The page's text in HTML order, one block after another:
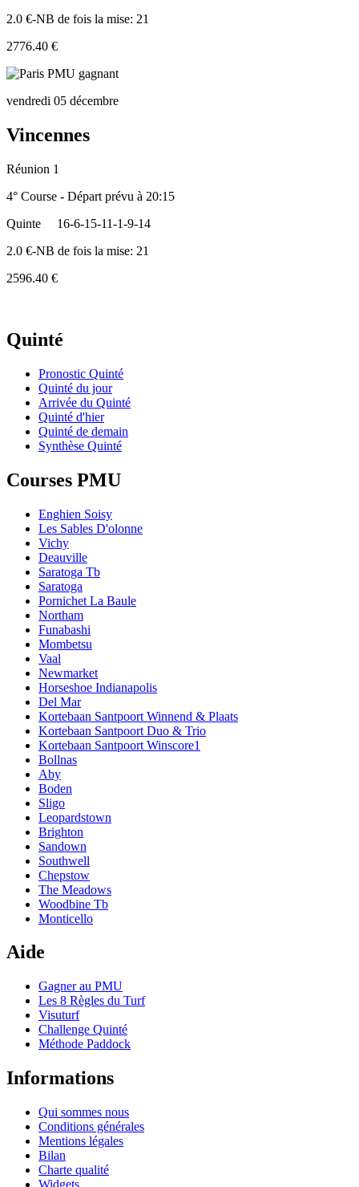
2.0 €-NB de fois la mise: 21
2776.40 €
vendredi 05 décembre
Vincennes
Réunion 1
4° Course - Départ prévu à 20:15
Quinte
16-6-15-11-1-9-14
2.0 €-NB de fois la mise: 21
2596.40 €
Quinté
Pronostic Quinté
Quinté du jour
Arrivée du Quinté
Quinté d'hier
Quinté de demain
Synthèse Quinté
Courses PMU
Enghien Soisy
Les Sables D'olonne
Vichy
Deauville
Saratoga Tb
Saratoga
Pornichet La Baule
Northam
Funabashi
Mombetsu
Vaal
Newmarket
Horseshoe Indianapolis
Del Mar
Kortebaan Santpoort Winnend & Plaats
Kortebaan Santpoort Duo & Trio
Kortebaan Santpoort Winscore1
Bollnas
Aby
Boden
Sligo
Leopardstown
Brighton
Sandown
Southwell
Chepstow
The Meadows
Woodbine Tb
Monticello
Aide
Gagner au PMU
Les 8 Règles du Turf
Visuturf
Challenge Quinté
Méthode Paddock
Informations
Qui sommes nous
Conditions générales
Mentions légales
Bilan
Charte qualité